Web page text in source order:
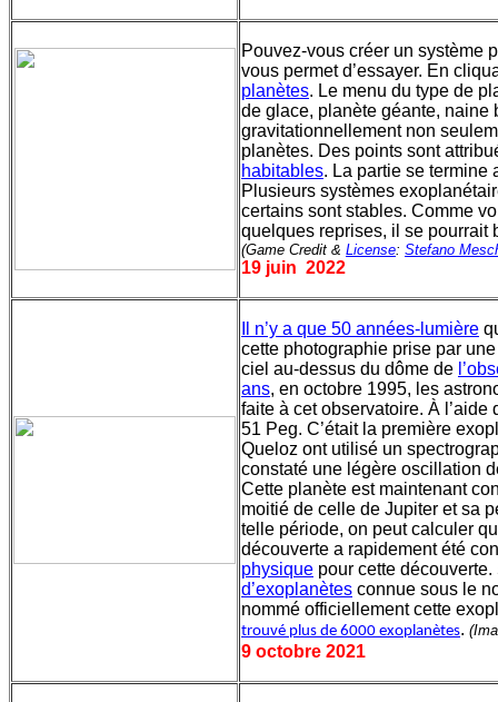
Pouvez-vous créer un système
vous permet d’essayer. En
planètes. Le menu du type de
de glace, planète géante, naine
gravitationnellement non
planètes. Des points sont
habitables. La partie se termine
Plusieurs systèmes
certains sont stables. Comme
quelques reprises, il se pourrait
(Game Credit & License: Stefano
19 juin 2022
Il n’y a que 50 années-lumière
cette photographie prise par
ciel au-dessus du dôme de
ans, en octobre 1995, les
faite à cet observatoire. À
51 Peg. C’était la première
Queloz ont utilisé un
constaté une légère oscillation
Cette planète est maintenant
moitié de celle de Jupiter et sa
telle période, on peut calculer
découverte a rapidement été
physique pour cette
d’exoplanètes connue sous le
nommé officiellement cette
trouvé plus de 6000 exoplanètes. (
9 octobre 2021